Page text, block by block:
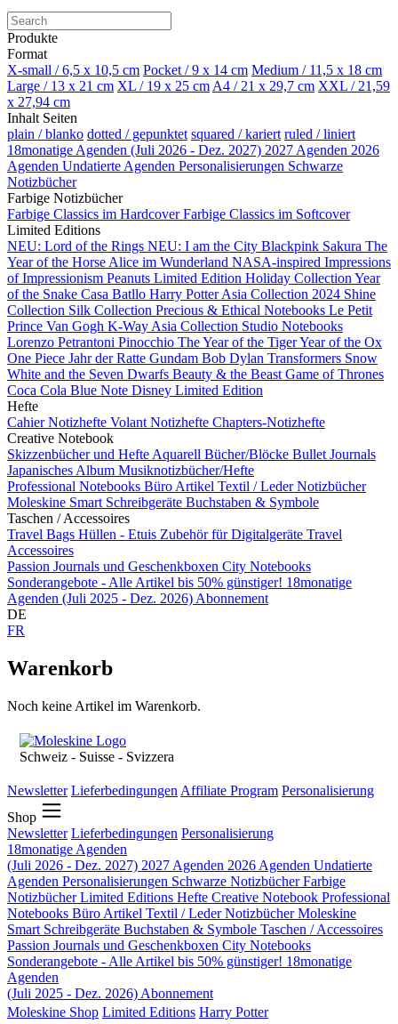
Produkte
Format
X-small / 6,5 x 10,5 cm Pocket / 9 x 14 cm Medium / 11,5 x 18 cm
Large / 13 x 21 cm XL / 19 x 25 cm A4 / 21 x 29,7 cm XXL / 21,59
x 27,94 cm
Inhalt Seiten
plain / blanko dotted / gepunktet squared / kariert ruled / liniert
18monatige Agenden (Juli 2026 - Dez. 2027) 2027 Agenden 2026
Agenden Undatierte Agenden Personalisierungen Schwarze
Notizbücher
Farbige Notizbücher
Farbige Classics im HardcoverFarbige Classics im Softcover
Limited Editions
NEU: Lord of the Rings NEU: I am the City Blackpink Sakura The
Year of the Horse Alice im Wunderland NASA-inspired Impressions
of Impressionism Peanuts Limited Edition Holiday Collection Year
of the Snake Casa Batllo Harry PotterAsia Collection 2024 Shine
Collection Silk Collection Precious & Ethical Notebooks Le Petit
Prince Van Gogh K-Way Asia Collection Studio Notebooks
Lorenzo Petrantoni Pinocchio The Year of the TigerYear of the Ox
One Piece Jahr der Ratte Gundam Bob Dylan Transformers Snow
White and the Seven Dwarfs Beauty & the Beast Game of Thrones
Coca Cola Blue Note Disney Limited Edition
Hefte
Cahier Notizhefte Volant Notizhefte Chapters-Notizhefte
Creative Notebook
Skizzenbücher und Hefte Aquarell Bücher/Blöcke Bullet Journals
Japanisches Album Musiknotizbücher/Hefte
Professional Notebooks Büro Artikel Textil / Leder Notizbücher
Moleskine Smart Schreibgeräte Buchstaben & Symbole
Taschen / Accessoires
Travel Bags Hüllen - Etuis Zubehör für Digitalgeräte Travel
Accessoires
Passion Journals und Geschenkboxen City Notebooks
Sonderangebote - Alle Artikel bis 50% günstiger! 18monatige
Agenden (Juli 2025 - Dez. 2026) Abonnement
DE
FR
Warenkorb
Noch keine Artikel im Warenkorb.
Schweiz - Suisse - Svizzera
Newsletter Lieferbedingungen Affiliate Program Personalisierung
Shop
Newsletter Lieferbedingungen Personalisierung
18monatige Agenden
(Juli 2026 - Dez. 2027) 2027 Agenden 2026 Agenden Undatierte
Agenden Personalisierungen Schwarze NotizbücherFarbige
NotizbücherLimited Editions Hefte Creative Notebook Professional
Notebooks Büro Artikel Textil / Leder NotizbücherMoleskine
Smart Schreibgeräte Buchstaben & Symbole Taschen / Accessoires
Passion Journals und Geschenkboxen City Notebooks
Sonderangebote - Alle Artikel bis 50% günstiger! 18monatige
Agenden
(Juli 2025 - Dez. 2026) Abonnement
Moleskine Shop Limited Editions Harry Potter